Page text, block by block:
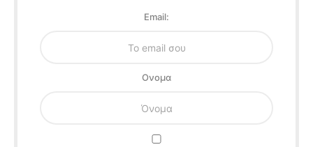
Email:
Oνομα